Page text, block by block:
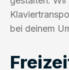
bei deinem